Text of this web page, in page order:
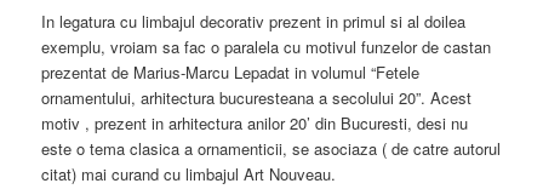
In legatura cu limbajul decorativ prezent in primul si al doilea
exemplu, vroiam sa fac o paralela cu motivul funzelor de castan
prezentat de Marius-Marcu Lepadat in volumul “Fetele
ornamentului, arhitectura bucuresteana a secolului 20”. Acest
motiv , prezent in arhitectura anilor 20’ din Bucuresti, desi nu
este o tema clasica a ornamenticii, se asociaza ( de catre autorul
citat) mai curand cu limbajul Art Nouveau.